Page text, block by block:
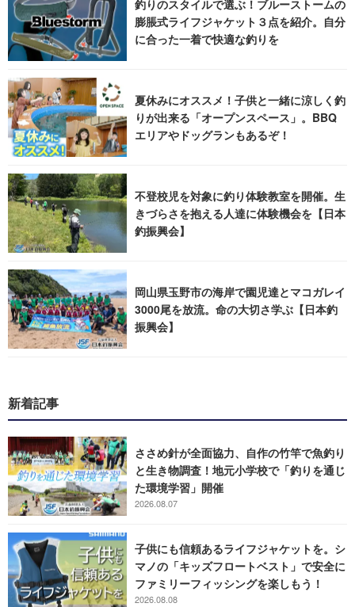
釣りのスタイルで選ぶ！ブルーストームの
膨脹式ライフジャケット３点を紹介。自分
に合った一着で快適な釣りを
夏休みにオススメ！子供と一緒に涼しく釣
りが出来る「オープンスペース」。BBQ
エリアやドッグランもあるぞ！
不登校児を対象に釣り体験教室を開催。生
きづらさを抱える人達に体験機会を【日本
釣振興会】
岡山県玉野市の海岸で園児達とマコガレイ
3000尾を放流。命の大切さ学ぶ【日本釣
振興会】
新着記事
ささめ針が全面協力、自作の竹竿で魚釣り
と生き物調査！地元小学校で「釣りを通じ
た環境学習」開催
2026.08.07
子供にも信頼あるライフジャケットを。シ
マノの「キッズフロートベスト」で安全に
ファミリーフィッシングを楽しもう！
2026.08.08